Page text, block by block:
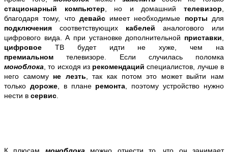
стационарный компьютер , но и домашнийтелевизор
благодаря тому, что девайс имеет необходимые порты для
подключения соответствующих кабелей аналогового или
цифрового вида. А при установке дополнительной приставки
цифровое ТВ будет идти не хуже, чем на
премиальномтелевизоре. Если случилась поломка
моноблока , то исходя из рекомендацийспециалистов, лучше в
него самому не лезть , так как потом это может выйти нам
только дороже, в плане ремонта , поэтому устройство нужно
нести в сервис